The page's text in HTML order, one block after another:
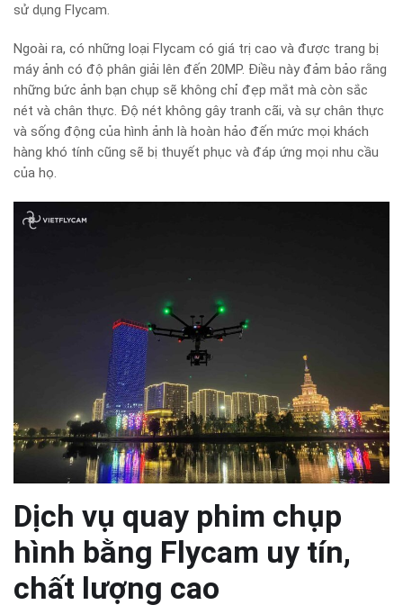
sử dụng Flycam.
Ngoài ra, có những loại Flycam có giá trị cao và được trang bị
máy ảnh có độ phân giải lên đến 20MP. Điều này đảm bảo rằng
những bức ảnh bạn chụp sẽ không chỉ đẹp mắt mà còn sắc
nét và chân thực. Độ nét không gây tranh cãi, và sự chân thực
và sống động của hình ảnh là hoàn hảo đến mức mọi khách
hàng khó tính cũng sẽ bị thuyết phục và đáp ứng mọi nhu cầu
của họ.
Dịch vụ quay phim chụp
hình bằng Flycam uy tín,
chất lượng cao